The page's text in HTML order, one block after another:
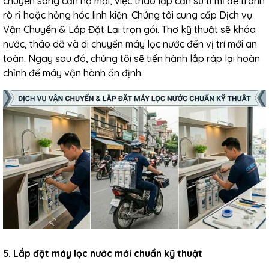
rò rỉ hoặc hỏng hóc linh kiện. Chúng tôi cung cấp Dịch vụ
Vận Chuyển & Lắp Đặt Lại trọn gói. Thợ kỹ thuật sẽ khóa
nước, tháo dỡ và di chuyển máy lọc nước đến vị trí mới an
toàn. Ngay sau đó, chúng tôi sẽ tiến hành lắp ráp lại hoàn
chỉnh để máy vận hành ổn định.
5. Lắp đặt máy lọc nước mới chuẩn kỹ thuật